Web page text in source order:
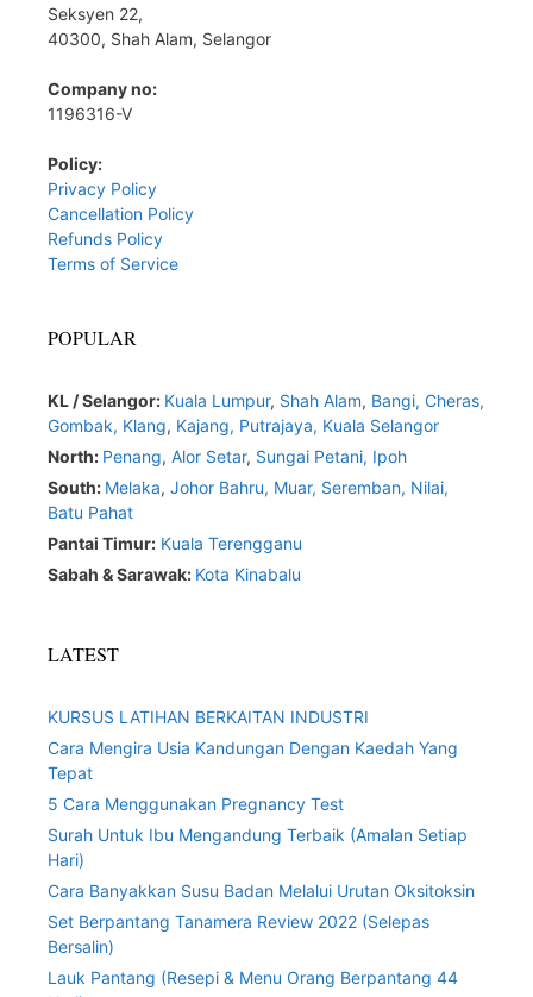
Seksyen 22,
40300, Shah Alam, Selangor
Company no:
1196316-V
Policy:
Privacy Policy
Cancellation Policy
Refunds Policy
Terms of Service
POPULAR
KL / Selangor: Kuala Lumpur, Shah Alam, Bangi, Cheras,
Gombak, Klang, Kajang, Putrajaya, Kuala Selangor
North: Penang, Alor Setar, Sungai Petani, Ipoh
South: Melaka, Johor Bahru, Muar, Seremban, Nilai,
Batu Pahat
Pantai Timur: Kuala Terengganu
Sabah & Sarawak: Kota Kinabalu
LATEST
KURSUS LATIHAN BERKAITAN INDUSTRI
Cara Mengira Usia Kandungan Dengan Kaedah Yang
Tepat
5 Cara Menggunakan Pregnancy Test
Surah Untuk Ibu Mengandung Terbaik (Amalan Setiap
Hari)
Cara Banyakkan Susu Badan Melalui Urutan Oksitoksin
Set Berpantang Tanamera Review 2022 (Selepas
Bersalin)
Lauk Pantang (Resepi & Menu Orang Berpantang 44